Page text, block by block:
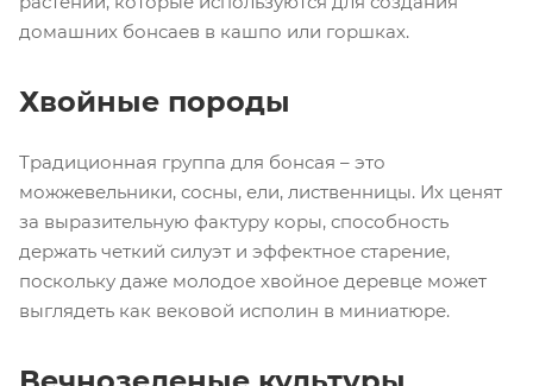
домашних бонсаев в кашпо или горшках.
Хвойные породы
Традиционная группа для бонсая – это
можжевельники, сосны, ели, лиственницы. Их ценят
за выразительную фактуру коры, способность
держать четкий силуэт и эффектное старение,
поскольку даже молодое хвойное деревце может
выглядеть как вековой исполин в миниатюре.